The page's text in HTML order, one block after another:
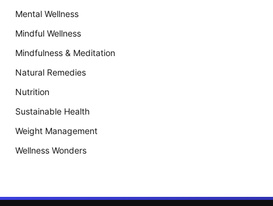
Mental Wellness
Mindful Wellness
Mindfulness & Meditation
Natural Remedies
Nutrition
Sustainable Health
Weight Management
Wellness Wonders